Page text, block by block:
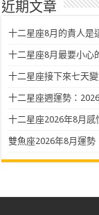
近期文章
十二星座8月的貴人是
十二星座8月最要小心
十二星座接下來七天
十二星座週運勢：
十二星座2026年8月
雙魚座2026年8月運